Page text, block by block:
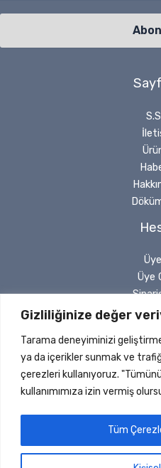
Gizliliğinize değer
Tarama deneyiminizi
ya da içerikler sunmak ve
çerezleri kullanıyoruz.
kullanımımıza izin vermiş
Tüm
Üye
Gizlilik